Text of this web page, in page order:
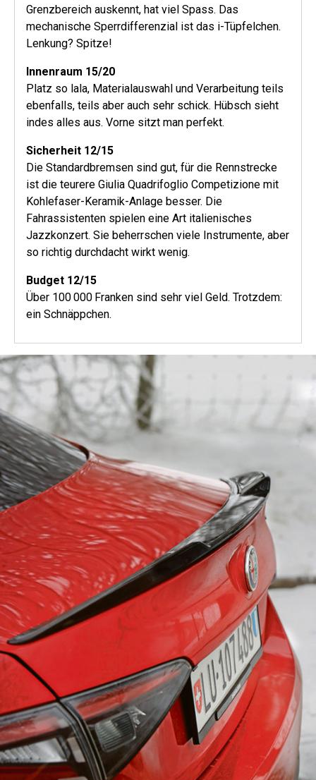
Grenzbereich auskennt, hat viel Spass. Das
mechanische Sperrdifferenzial ist das i-Tüpfelchen.
Lenkung? Spitze!
Innenraum 15/20
Platz so lala, Materialauswahl und Verarbeitung teils
ebenfalls, teils aber auch sehr schick. Hübsch sieht
indes alles aus. Vorne sitzt man perfekt.
Sicherheit 12/15
Die Standardbremsen sind gut, für die Rennstrecke
ist die teurere Giulia Quadrifoglio Competizione mit
Kohlefaser-Keramik-Anlage besser. Die
Fahrassistenten spielen eine Art italienisches
Jazzkonzert. Sie beherrschen viele Instrumente, aber
so richtig durchdacht wirkt wenig.
Budget 12/15
Über 100 000 Franken sind sehr viel Geld. Trotzdem:
ein Schnäppchen.